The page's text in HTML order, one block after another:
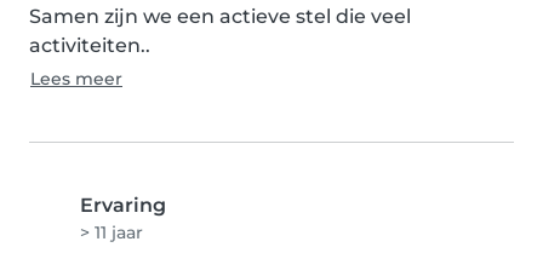
Samen zijn we een actieve stel die veel
activiteiten..
Lees meer
Ervaring
> 11 jaar